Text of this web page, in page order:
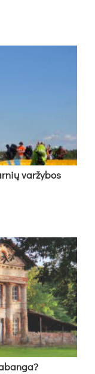
var­žy­bos